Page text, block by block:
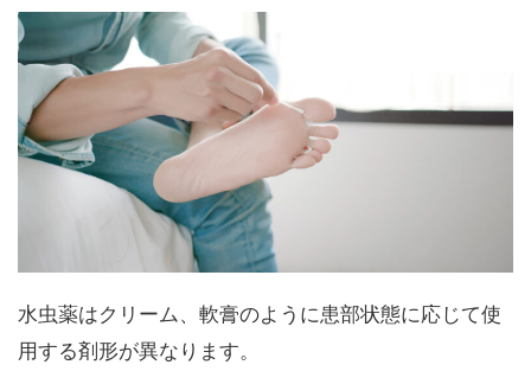
水虫薬はクリーム、軟膏のように患部状態に応じて使
用する剤形が異なります。